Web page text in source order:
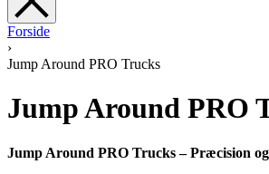
Forside
›
Jump Around PRO Trucks
Jump Around PRO
Jump Around PRO Trucks – Præcision